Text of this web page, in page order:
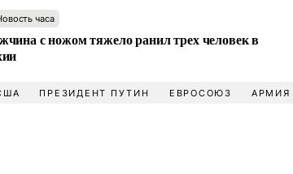
часа
с ножом тяжело ранил трех человек в
ПРЕЗИДЕНТ ПУТИН ЕВРОСОЮЗ АРМИЯ